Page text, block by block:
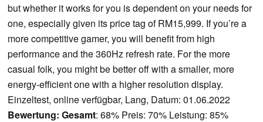
but whether it works for you is dependent on your needs for
one, especially given its price tag of RM15,999. If you’re a
more competitive gamer, you will benefit from high
performance and the 360Hz refresh rate. For the more
casual folk, you might be better off with a smaller, more
energy-efficient one with a higher resolution display.
Einzeltest, online verfügbar, Lang, Datum: 01.06.2022
Bewertung: Gesamt: 68% Preis: 70% Leistung: 85%